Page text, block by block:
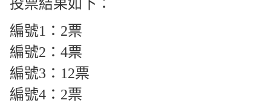
投票結果如下：
編號1：2票
編號2：4票
編號3：12票
編號4：2票